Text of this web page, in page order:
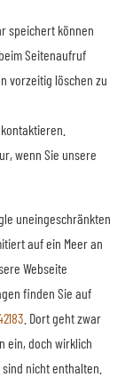
speichert können
Seitenaufruf
vorzeitig löschen zu
kontaktieren.
wenn Sie unsere
uneingeschränkten
auf ein Meer an
Webseite
finden Sie auf
. Dort geht zwar
ein, doch wirklich
nicht enthalten.